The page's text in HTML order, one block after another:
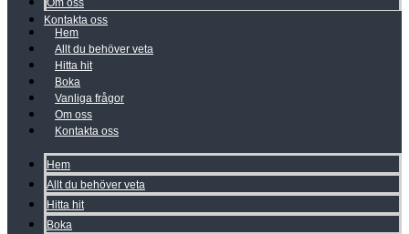
Kontakta oss
Hem
Allt du behöver veta
Hitta hit
Boka
Vanliga frågor
Om oss
Kontakta oss
Hem
Allt du behöver veta
Hitta hit
Boka